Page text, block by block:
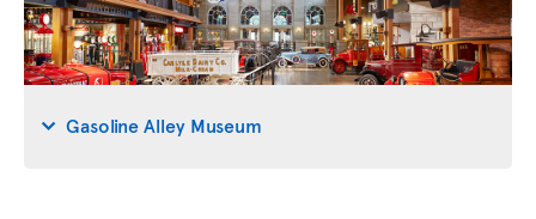
Gasoline Alley Museum